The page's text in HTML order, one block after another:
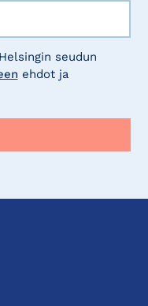
seudun
ehdot ja